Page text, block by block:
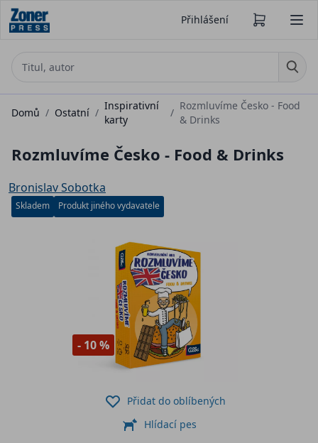
Přihlášení
Domů / Ostatní /
Inspirativní
karty
/
Rozmluvíme Česko - Food
& Drinks
Rozmluvíme Česko - Food & Drinks
Bronislav Sobotka
Skladem Produkt jiného vydavatele
- 10 %
Přidat do oblíbených
Hlídací pes